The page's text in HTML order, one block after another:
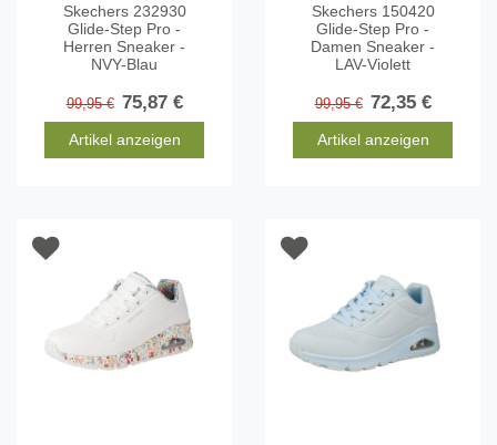
Skechers 232930
Glide-Step Pro -
Herren Sneaker -
NVY-Blau
99,95 € 75,87 €
Artikel anzeigen
Skechers 150420
Glide-Step Pro -
Damen Sneaker -
LAV-Violett
99,95 € 72,35 €
Artikel anzeigen